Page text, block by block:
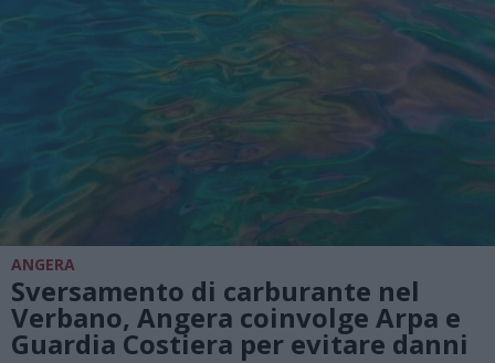
ANGERA
Sversamento di carburante nel
Verbano, Angera coinvolge Arpa e
Guardia Costiera per evitare danni